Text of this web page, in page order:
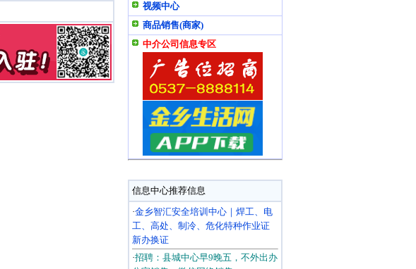
视频中心
商品销售(商家)
中介公司信息专区
信息中心推荐信息
·金乡智汇安全培训中心｜焊工、电
工、高处、制冷、危化特种作业证
新办换证
·招聘：县城中心早9晚五，不外出办